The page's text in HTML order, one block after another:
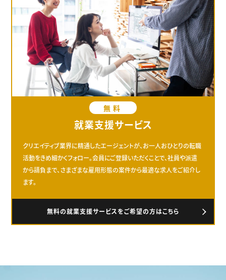
無料
就業支援サービス
クリエイティブ業界に精通したエージェントが、お一人おひとりの転職
活動をきめ細かくフォロー。会員にご登録いただくことで、社員や派遣
から請負まで、さまざまな雇用形態の案件から最適な求人をご紹介し
ます。
無料の就業支援サービスをご希望の方はこちら